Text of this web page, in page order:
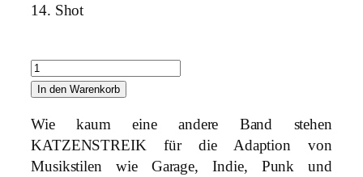
14. Shot
K
a
z
e
n
In den Warenkorb
Wie kaum eine andere Band stehen
KATZENSTREIK für die Adaption von
Musikstilen wie Garage, Indie, Punk und